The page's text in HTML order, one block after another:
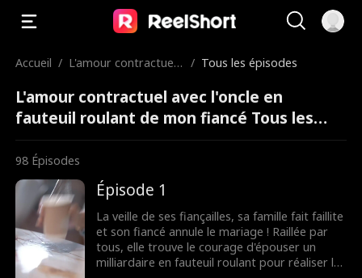
Accueil / L'amour contractuel
il roulant de mon fian
cé
/ Tous les épisodes
L'amour contractuel avec l'oncle en
fauteuil roulant de mon fiancé Tous les
épisodes
98 Épisodes
Épisode 1
La veille de ses fiançailles, sa famille fait faillite
et son fiancé annule le mariage ! Raillée par
tous, elle trouve le courage d'épouser un
milliardaire en fauteuil roulant pour réaliser le